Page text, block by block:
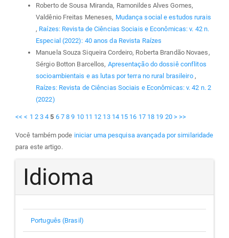
Roberto de Sousa Miranda, Ramonildes Alves Gomes,
Valdênio Freitas Meneses, Mudança social e estudos rurais
, Raízes: Revista de Ciências Sociais e Econômicas: v. 42 n.
Especial (2022): 40 anos da Revista Raízes
Manuela Souza Siqueira Cordeiro, Roberta Brandão Novaes,
Sérgio Botton Barcellos, Apresentação do dossiê conflitos
socioambientais e as lutas por terra no rural brasileiro ,
Raízes: Revista de Ciências Sociais e Econômicas: v. 42 n. 2
(2022)
<< < 1 2 3 4 5 6 7 8 9 10 11 12 13 14 15 16 17 18 19 20 > >>
Você também pode iniciar uma pesquisa avançada por similaridade
para este artigo.
Idioma
Português (Brasil)